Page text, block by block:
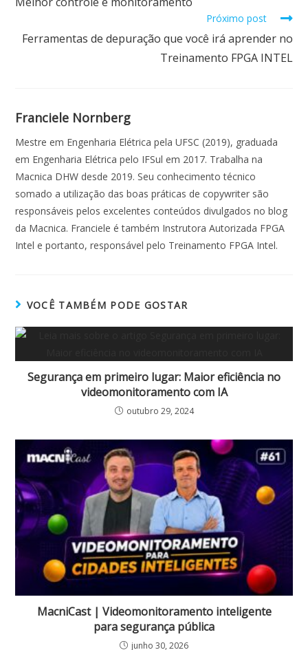
Próximo post
Ferramentas de depuração que você irá aprender no
Treinamento FPGA INTEL
Franciele Nornberg
Mestre em Engenharia Elétrica pela UFSC (2019), graduada
em Engenharia Elétrica pelo IFSul em 2017. Trabalha na
Macnica DHW desde 2019. Seu conhecimento técnico
somado a utilização das boas práticas de copywriter são
responsáveis pelos excelentes conteúdos divulgados no blog
da Macnica. Franciele é também Instrutora Autorizada FPGA
Intel e portanto, responsável pelo Treinamento FPGA Intel.
VOCÊ TAMBÉM PODE GOSTAR
Segurança em primeiro lugar: Maior eficiência no
videomonitoramento com IA
outubro 29, 2024
MacniCast | Videomonitoramento inteligente
para segurança pública
junho 30, 2026